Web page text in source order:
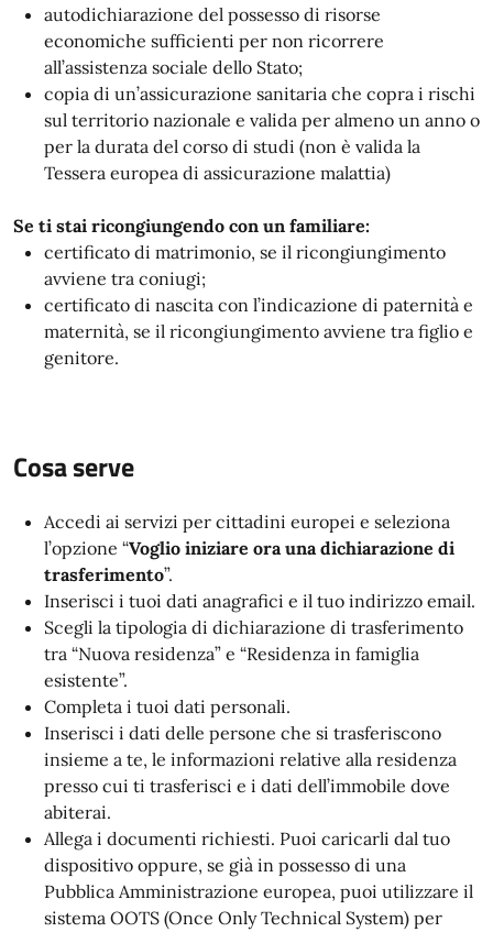
autodichiarazione del possesso di risorse
economiche sufficienti per non ricorrere
all’assistenza sociale dello Stato;
copia di un’assicurazione sanitaria che copra i rischi
sul territorio nazionale e valida per almeno un anno o
per la durata del corso di studi (non è valida la
Tessera europea di assicurazione malattia)
Se ti stai ricongiungendo con un familiare:
certificato di matrimonio, se il ricongiungimento
avviene tra coniugi;
certificato di nascita con l’indicazione di paternità e
maternità, se il ricongiungimento avviene tra figlio e
genitore.
Cosa serve
Accedi ai servizi per cittadini europei e seleziona
l’opzione “Voglio iniziare ora una dichiarazione di
trasferimento”.
Inserisci i tuoi dati anagrafici e il tuo indirizzo email.
Scegli la tipologia di dichiarazione di trasferimento
tra “Nuova residenza” e “Residenza in famiglia
esistente”.
Completa i tuoi dati personali.
Inserisci i dati delle persone che si trasferiscono
insieme a te, le informazioni relative alla residenza
presso cui ti trasferisci e i dati dell’immobile dove
abiterai.
Allega i documenti richiesti. Puoi caricarli dal tuo
dispositivo oppure, se già in possesso di una
Pubblica Amministrazione europea, puoi utilizzare il
sistema OOTS (Once Only Technical System) per